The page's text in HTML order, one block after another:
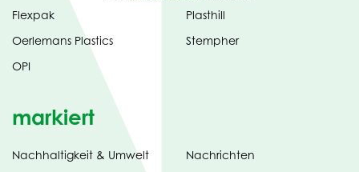
Flexpak
Oerlemans Plastics
OPI
Plasthill
Stempher
markiert
Nachhaltigkeit & Umwelt
Nachrichten